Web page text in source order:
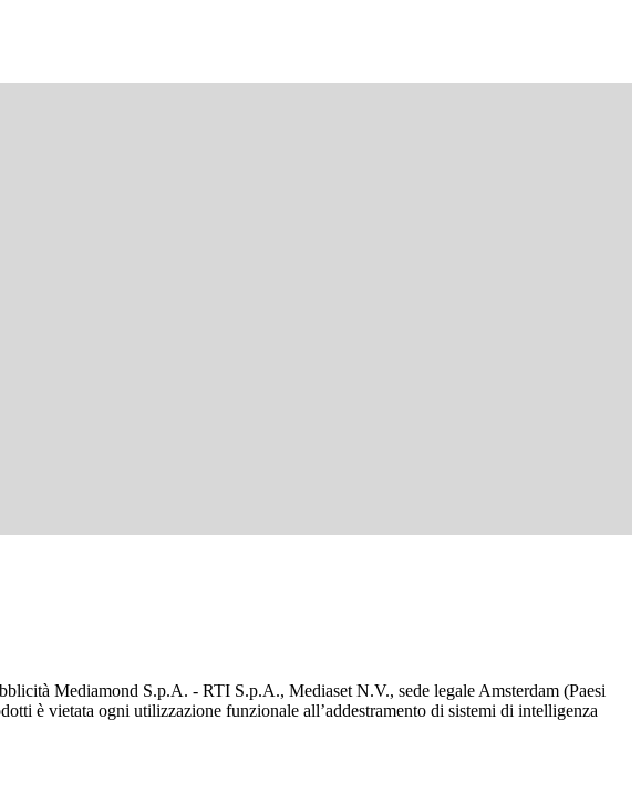
Mediamond S.p.A. - RTI S.p.A., Mediaset N.V., sede legale Amsterdam (Paesi
è vietata ogni utilizzazione funzionale all’addestramento di sistemi di intelligenza